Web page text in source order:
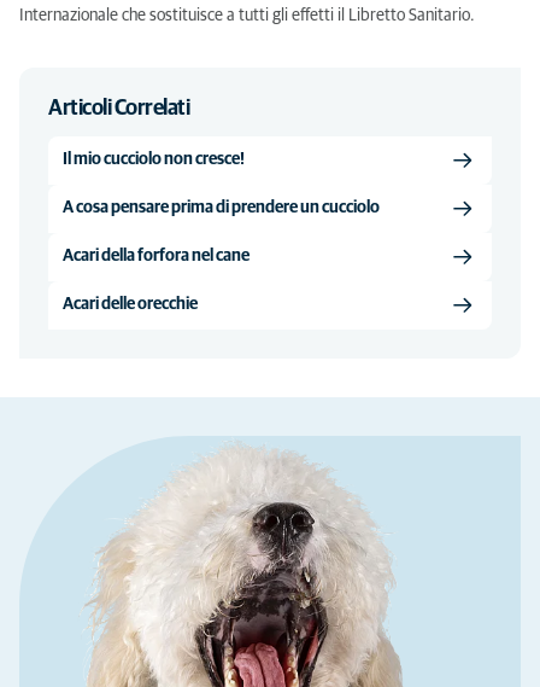
Internazionale che sostituisce a tutti gli effetti il Libretto Sanitario.
Articoli Correlati
Il mio cucciolo non cresce!
A cosa pensare prima di prendere un cucciolo
Acari della forfora nel cane
Acari delle orecchie